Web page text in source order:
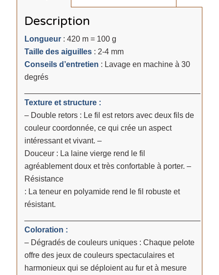
Description
Longueur: 420 m = 100 g
Taille des aiguilles: 2-4 mm
Conseils d’entretien : Lavage en machine à 30
degrés
Texture et structure :
– Double retors : Le fil est retors avec deux fils de
couleur coordonnée, ce qui crée un aspect
intéressant et vivant. –
Douceur : La laine vierge rend le fil
agréablement doux et très confortable à porter. –
Résistance
: La teneur en polyamide rend le fil robuste et
résistant.
Coloration :
– Dégradés de couleurs uniques : Chaque pelote
offre des jeux de couleurs spectaculaires et
harmonieux qui se déploient au fur et à mesure